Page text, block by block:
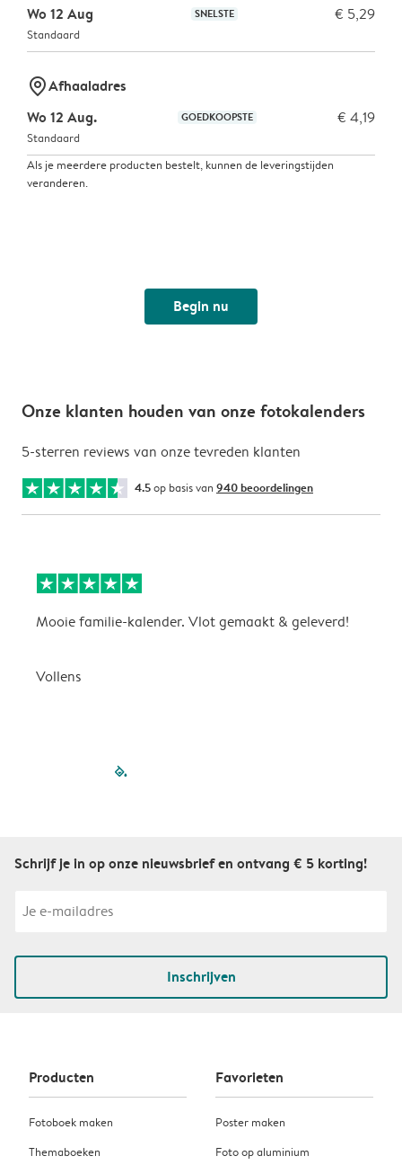
Wo 12 Aug SNELSTE € 5,29
Standaard
marker-pinAfhaaladres
Wo 12 Aug.
GOEDKOOPSTE € 4,19
Standaard
Als je meerdere producten bestelt, kunnen de leveringstijden
veranderen.
Begin nu
Onze klanten houden van onze fotokalenders
5-sterren reviews van onze tevreden klanten
4.5op basis van 940 beoordelingen
Mooie familie-kalender. Vlot gemaakt & geleverd!
Vollens
filled-pagination
Schrijf je in op onze nieuwsbrief en ontvang € 5 korting!
Inschrijven
Producten
Fotoboek maken
Themaboeken
Favorieten
Poster maken
Foto op aluminium